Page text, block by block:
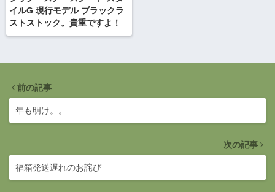
イルG 現行モデル ブラックラ
ストストック。貴重ですよ！
前の記事
年も明け。。
次の記事
福箱発送遅れのお詫び